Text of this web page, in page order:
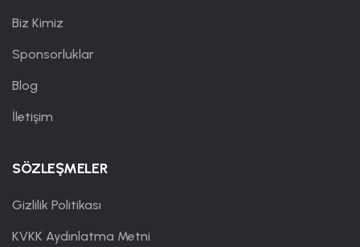
Biz Kimiz
Sponsorluklar
Blog
İletişim
SÖZLEŞMELER
Gizlilik Politikası
KVKK Aydınlatma Metni